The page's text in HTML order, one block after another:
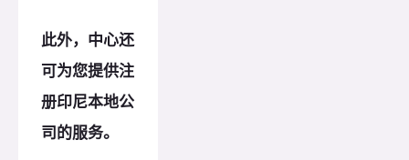
此外，中心还
可为您提供注
册印尼本地公
司的服务。